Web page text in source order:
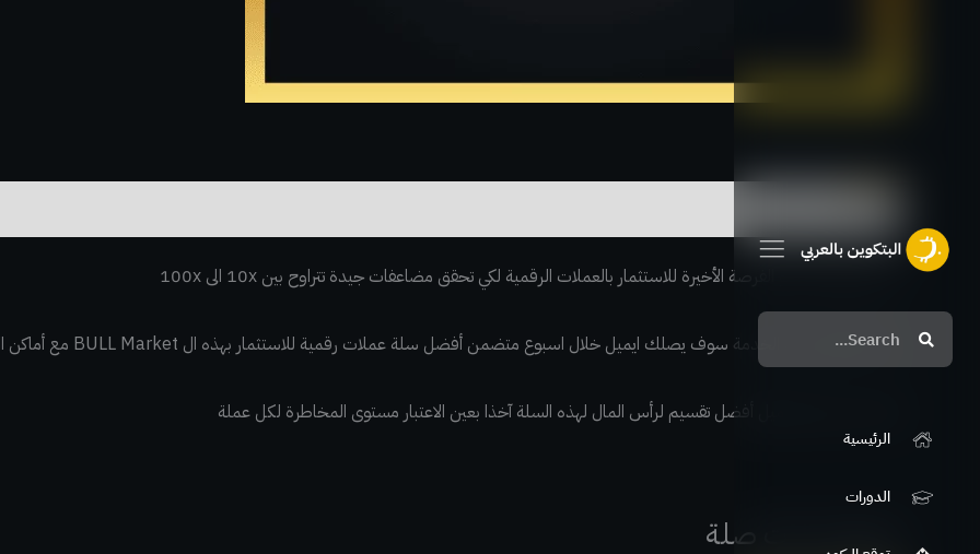
Search
الرئيسية
الدورات
التصحيح القادم هو الفرصة الأخيرة للاستثمار بالعملات الرقمية لكي تحقق مضاعفات جيدة تتراوح بين 10x الى 100x
عند اشتراكك بهذه الخدمة سوف يصلك ايميل خلال اسبوع متضمن أفضل سلة عملات رقمية للاستثمار بهذه ال BULL Market مع أماكن الدخول لكل عملة بالتفصيل
أيضا سيتضمن الايميل أفضل تقسيم لرأس المال لهذه السلة آخذا بعين الاعتبار مستوى المخاطرة لكل عملة
منتجات ذات صلة